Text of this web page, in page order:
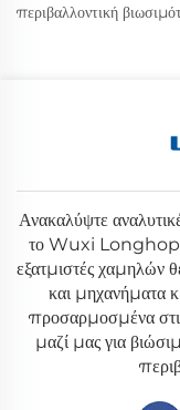
περιβαλλοντική
Ανακαλύψτε
το Wuxi
εξατμιστές χαμηλών
και μηχανήματα
προσαρμοσμένα
μαζί μας για